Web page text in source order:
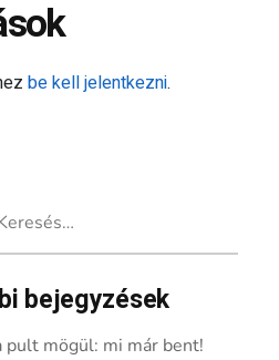
be kell jelentkezni.
bejegyzések
pult mögül: mi már bent!